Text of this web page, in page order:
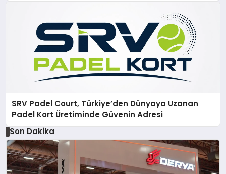
SRV Padel Court, Türkiye’den Dünyaya Uzanan
Padel Kort Üretiminde Güvenin Adresi
Son Dakika